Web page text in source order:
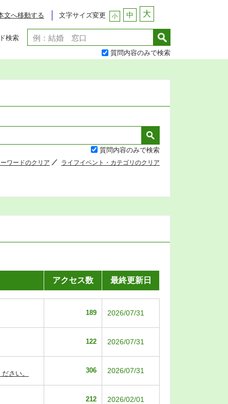
文へ移動する 文字サイズ変更 小 中 大
検索
質問内容のみで検索
質問内容のみで検索
ワードのクリア ライフイベント・カテゴリのクリア
アクセス数 最終更新日
189 2026/07/31
122 2026/07/31
さい。 306 2026/07/31
212 2026/02/01